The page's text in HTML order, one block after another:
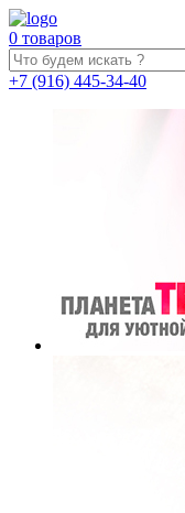
0 товаров
+7 (916) 445-34-40